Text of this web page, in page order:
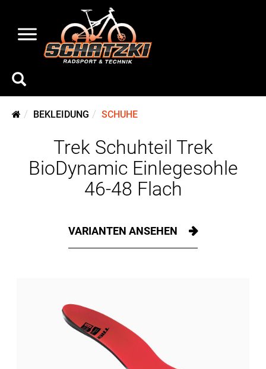
BEKLEIDUNG SCHUHE
Trek Schuhteil Trek
BioDynamic Einlegesohle
46-48 Flach
VARIANTEN ANSEHEN